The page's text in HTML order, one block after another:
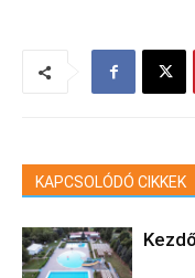
KAPCSOLÓDÓ CIKKEK